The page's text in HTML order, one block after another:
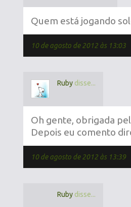
Quem está jogando
10 de agosto de 2012 às 13:03
Ruby disse...
Oh gente, obrigada
Depois eu comento
10 de agosto de 2012 às 13:39
Ruby disse...